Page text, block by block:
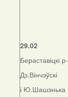
29.02
Бераставіцкі
Дз.Вінчэўскі
і Ю.Шашэнька